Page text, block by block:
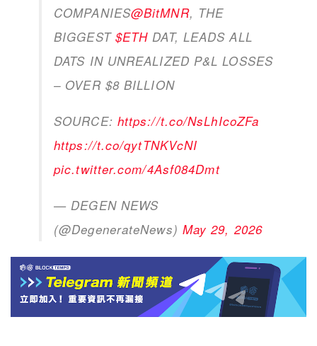
COMPANIES@BitMNR, THE
BIGGEST $ETH DAT, LEADS ALL
DATS IN UNREALIZED P&L LOSSES
– OVER $8 BILLION
SOURCE: https://t.co/NsLhIcoZFa
https://t.co/qytTNKVcNI
pic.twitter.com/4Asf084Dmt
— DEGEN NEWS
(@DegenerateNews) May 29, 2026